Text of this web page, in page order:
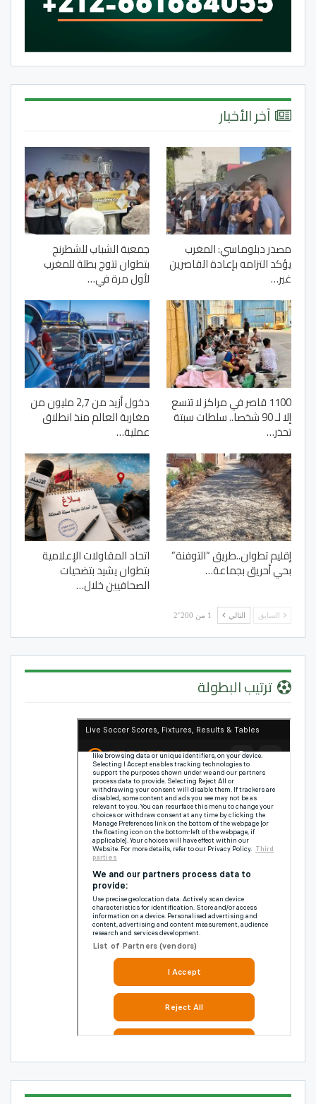
آخر الأخبار
مصدر دبلوماسي: المغرب
يؤكد التزامه بإعادة القاصرين
غير…
جمعية الشباب للشطرنج
بتطوان تتوج بطلة للمغرب
لأول مرة في…
1100 قاصر في مراكز لا تتسع
إلا لـ 90 شخصا.. سلطات سبتة
تحذر…
دخول أزيد من 2,7 مليون من
مغاربة العالم منذ انطلاق
عملية…
إقليم تطوان..طريق “التوفنة”
بحي أحريق بجماعة…
اتحاد المقاولات الإعلامية
بتطوان يشيد بتضحيات
الصحافيين خلال…
السابق التالي 1 من 2٬200
ترتيب البطولة